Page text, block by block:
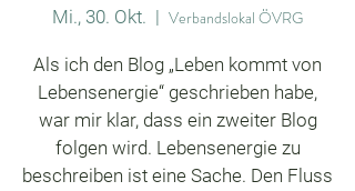
Mi., 30. Okt.
  |
Verbandslokal ÖVRG
Als ich den Blog „Leben kommt von
Lebensenergie“ geschrieben habe,
war mir klar, dass ein zweiter Blog
folgen wird. Lebensenergie zu
beschreiben ist eine Sache. Den Fluss